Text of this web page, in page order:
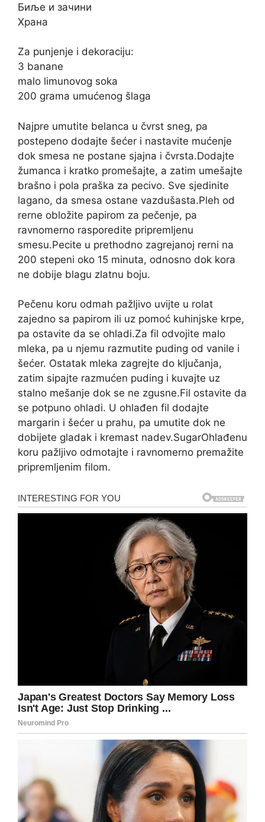
Биље и зачини
Храна
Za punjenje i dekoraciju:
3 banane
malo limunovog soka
200 grama umućenog šlaga
Najpre umutite belanca u čvrst sneg, pa
postepeno dodajte šećer i nastavite mućenje
dok smesa ne postane sjajna i čvrsta.Dodajte
žumanca i kratko promešajte, a zatim umešajte
brašno i pola praška za pecivo. Sve sjedinite
lagano, da smesa ostane vazdušasta.Pleh od
rerne obložite papirom za pečenje, pa
ravnomerno rasporedite pripremljenu
smesu.Pecite u prethodno zagrejanoj rerni na
200 stepeni oko 15 minuta, odnosno dok kora
ne dobije blagu zlatnu boju.
Pečenu koru odmah pažljivo uvijte u rolat
zajedno sa papirom ili uz pomoć kuhinjske krpe,
pa ostavite da se ohladi.Za fil odvojite malo
mleka, pa u njemu razmutite puding od vanile i
šećer. Ostatak mleka zagrejte do ključanja,
zatim sipajte razmućen puding i kuvajte uz
stalno mešanje dok se ne zgusne.Fil ostavite da
se potpuno ohladi. U ohlađen fil dodajte
margarin i šećer u prahu, pa umutite dok ne
dobijete gladak i kremast nadev.SugarOhlađenu
koru pažljivo odmotajte i ravnomerno premažite
pripremljenim filom.